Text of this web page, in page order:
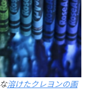
溶けたクレヨンの画